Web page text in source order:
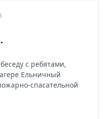
с ребятами,
Ельничный
спасательной